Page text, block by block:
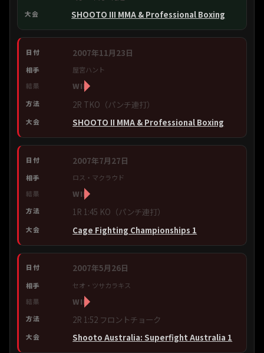
SHOOTO III MMA & Professional Boxing
2007年11月23日
屋宮ハント
WIN
2R TKO（パンチ連打）
SHOOTO II MMA & Professional Boxing
2007年7月27日
ロス・マクラウド
WIN
1R 1:45 KO（パンチ連打）
Cage Fighting Championships 1
2007年5月26日
セオ・ツサカラキス
WIN
2R 1:52 フロントチョーク
Shooto Australia: Superfight Australia 1